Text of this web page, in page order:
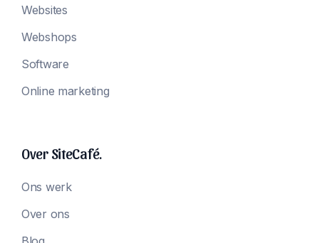
Websites
Webshops
Software
Online marketing
Over SiteCafé.
Ons werk
Over ons